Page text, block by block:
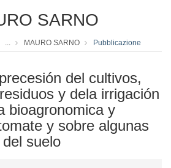
SARNO
... MAURO SARNO Pubblicazione
del cultivos,
y dela irrigación
bioagronomica y
y sobre algunas
suelo